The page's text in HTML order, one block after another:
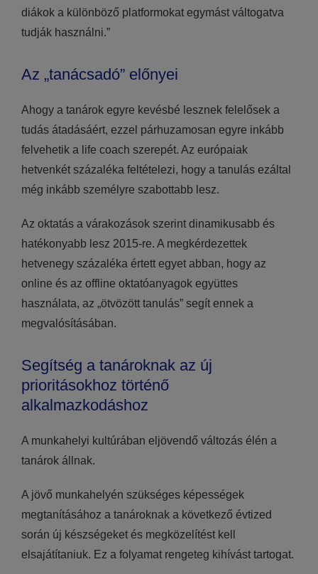
diákok a különböző platformokat egymást váltogatva
tudják használni.”
Az „tanácsadó” előnyei
Ahogy a tanárok egyre kevésbé lesznek felelősek a
tudás átadásáért, ezzel párhuzamosan egyre inkább
felvehetik a life coach szerepét. Az európaiak
hetvenkét százaléka feltételezi, hogy a tanulás ezáltal
még inkább személyre szabottabb lesz.
Az oktatás a várakozások szerint dinamikusabb és
hatékonyabb lesz 2015-re. A megkérdezettek
hetvenegy százaléka értett egyet abban, hogy az
online és az offline oktatóanyagok együttes
használata, az „ötvözött tanulás” segít ennek a
megvalósításában.
Segítség a tanároknak az új
prioritásokhoz történő
alkalmazkodáshoz
A munkahelyi kultúrában eljövendő változás élén a
tanárok állnak.
A jövő munkahelyén szükséges képességek
megtanításához a tanároknak a következő évtized
során új készségeket és megközelítést kell
elsajátítaniuk. Ez a folyamat rengeteg kihívást tartogat.